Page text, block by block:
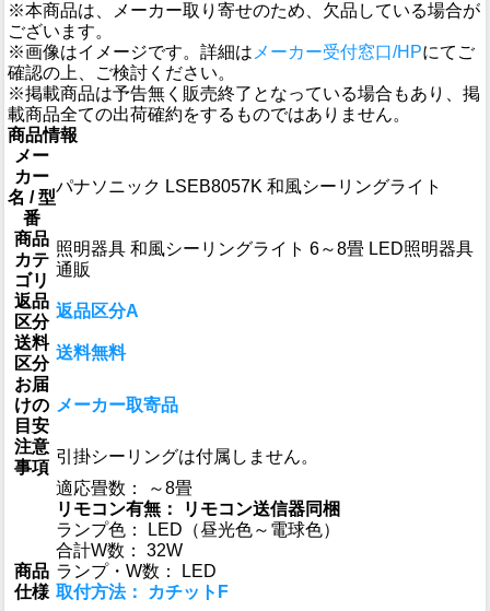
※本商品は、メーカー取り寄せのため、欠品している場合が
ございます。
※画像はイメージです。詳細は メーカー受付窓口/HPにてご
確認の上、ご検討ください。
※掲載商品は予告無く販売終了となっている場合もあり、掲
載商品全ての出荷確約をするものではありません。
商品情報
メー
カー
名 / 型
番
パナソニック LSEB8057K 和風シーリングライト
商品
カテ
ゴリ
照明器具 和風シーリングライト 6～8畳 LED照明器具
通販
返品
区分
返品区分A
送料
区分
送料無料
お届
けの
目安
メーカー取寄品
注意
事項
引掛シーリングは付属しません。
商品
仕様
適応畳数： ～8畳
リモコン有無： リモコン送信器同梱
ランプ色： LED（昼光色～電球色）
合計W数： 32W
ランプ・W数： LED
取付方法： カチットF